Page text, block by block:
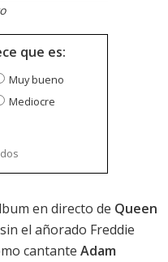
que es:
Muy bueno
Mediocre
en directo de Queen
el añorado Freddie
cantante Adam